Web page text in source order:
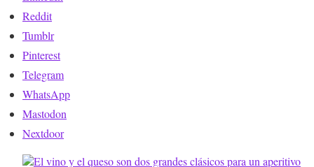
Reddit
Tumblr
Pinterest
Telegram
WhatsApp
Mastodon
Nextdoor